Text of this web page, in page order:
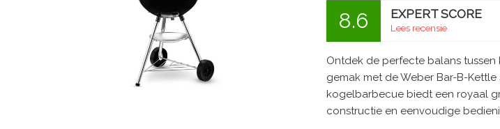
8.6 EXPERT SCORE
Lees recensie
Ontdek de perfecte balans tussen
gemak met de Weber Bar-B-
kogelbarbecue biedt een royaal
constructie en eenvoudige